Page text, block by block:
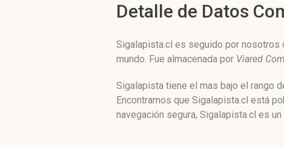
Detalle de Datos
Sigalapista.cl es seguido por nosotros
mundo. Fue almacenada por Viared
Sigalapista tiene el mas bajo el rango
Encontramos que Sigalapista.cl está
navegación segura, Sigalapista.cl es